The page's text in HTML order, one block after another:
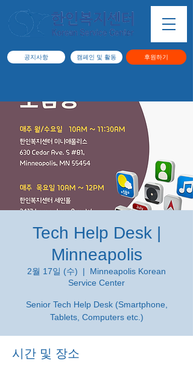
공지사항 캠페인 및 활동 후원하기
Tech Help Desk |
Minneapolis
2월 17일 (수)
  |
Minneapolis Korean
Service Center
Senior Tech Help Desk (Smartphone,
Tablets, Computers etc.)
시간 및 장소